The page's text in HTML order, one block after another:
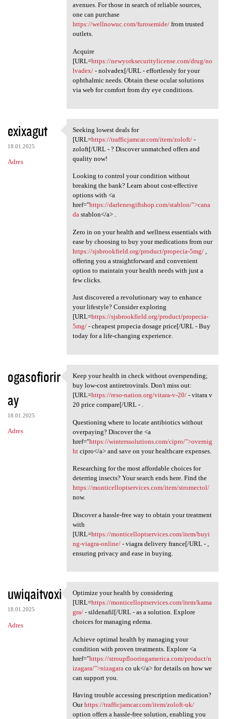
avenues. For those in search of reliable sources,
one can purchase
https://wellnowuc.com/furosemide/from trusted
outlets.
Acquire
[URL=https://newyorksecuritylicense.com/drug/no
lvadex/- nolvadex[/URL - effortlessly for your
ophthalmic needs. Obtain these ocular solutions
via web for comfort from dry eye conditions.
exixagut
18.01.2025
Adres
Seeking lowest deals for [URL
Seeking lowest deals for
[URL=https://trafficjamcar.com/item/zoloft/-
zoloft[/URL - ? Discover unmatched offers and
quality now!
Looking to control your condition without
breaking the bank? Learn about cost-effective
options with <a
href="https://darlenesgiftshop.com/stablon/">cana
dastablon</a> .
Zero in on your health and wellness essentials with
ease by choosing to buy your medications from our
https://sjsbrookfield.org/product/propecia-5mg/,
offering you a straightforward and convenient
option to maintain your health needs with just a
few clicks.
Just discovered a revolutionary way to enhance
your lifestyle? Consider exploring
[URL=https://sjsbrookfield.org/product/propecia-
5mg/- cheapest propecia dosage price[/URL - Buy
today for a life-changing experience.
ogasofiorir
ay
18.01.2025
Adres
Keep your health in check
Keep your health in check without overspending;
buy low-cost antiretrovirals. Don't miss out:
[URL=https://reso-nation.org/vitara-v-20/- vitara v
20 price compare[/URL - .
Questioning where to locate antibiotics without
overpaying? Discover the <a
href="https://winterssolutions.com/cipro/">overnig
htcipro</a> and save on your healthcare expenses.
Researching for the most affordable choices for
deterring insects? Your search ends here. Find the
https://monticelloptservices.com/item/stromectol/
now.
Discover a hassle-free way to obtain your treatment
with
[URL=https://monticelloptservices.com/item/buyi
ng-viagra-online/- viagra delivery france[/URL - ,
ensuring privacy and ease in buying.
uwiqaitvoxi
18.01.2025
Adres
Optimize your health by
Optimize your health by considering
[URL=https://monticelloptservices.com/item/kama
gra/- sildenafil[/URL - as a solution. Explore
choices for managing edema.
Achieve optimal health by managing your
condition with proven treatments. Explore <a
href="https://stroupflooringamerica.com/product/n
izagara/">nizagara co uk</a> for details on how we
can support you.
Having trouble accessing prescription medication?
Ourhttps://trafficjamcar.com/item/zoloft-uk/
option offers a hassle-free solution, enabling you